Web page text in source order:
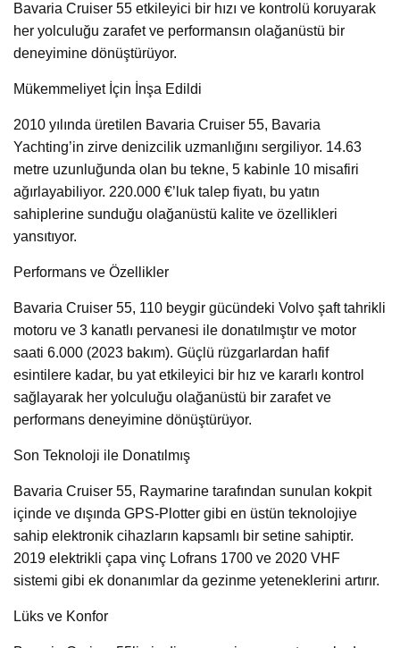
Bavaria Cruiser 55 etkileyici bir hızı ve kontrolü koruyarak
her yolculuğu zarafet ve performansın olağanüstü bir
deneyimine dönüştürüyor.
Mükemmeliyet İçin İnşa Edildi
2010 yılında üretilen Bavaria Cruiser 55, Bavaria
Yachting’in zirve denizcilik uzmanlığını sergiliyor. 14.63
metre uzunluğunda olan bu tekne, 5 kabinle 10 misafiri
ağırlayabiliyor. 220.000 €’luk talep fiyatı, bu yatın
sahiplerine sunduğu olağanüstü kalite ve özellikleri
yansıtıyor.
Performans ve Özellikler
Bavaria Cruiser 55, 110 beygir gücündeki Volvo şaft tahrikli
motoru ve 3 kanatlı pervanesi ile donatılmıştır ve motor
saati 6.000 (2023 bakım). Güçlü rüzgarlardan hafif
esintilere kadar, bu yat etkileyici bir hız ve kararlı kontrol
sağlayarak her yolculuğu olağanüstü bir zarafet ve
performans deneyimine dönüştürüyor.
Son Teknoloji ile Donatılmış
Bavaria Cruiser 55, Raymarine tarafından sunulan kokpit
içinde ve dışında GPS-Plotter gibi en üstün teknolojiye
sahip elektronik cihazların kapsamlı bir setine sahiptir.
2019 elektrikli çapa vinç Lofrans 1700 ve 2020 VHF
sistemi gibi ek donanımlar da gezinme yeteneklerini artırır.
Lüks ve Konfor